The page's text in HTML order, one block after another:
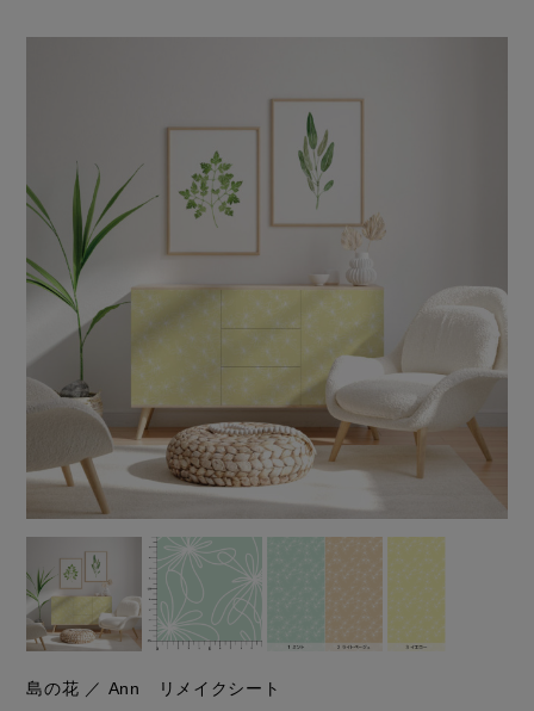
島の花 ／ Ann リメイクシート